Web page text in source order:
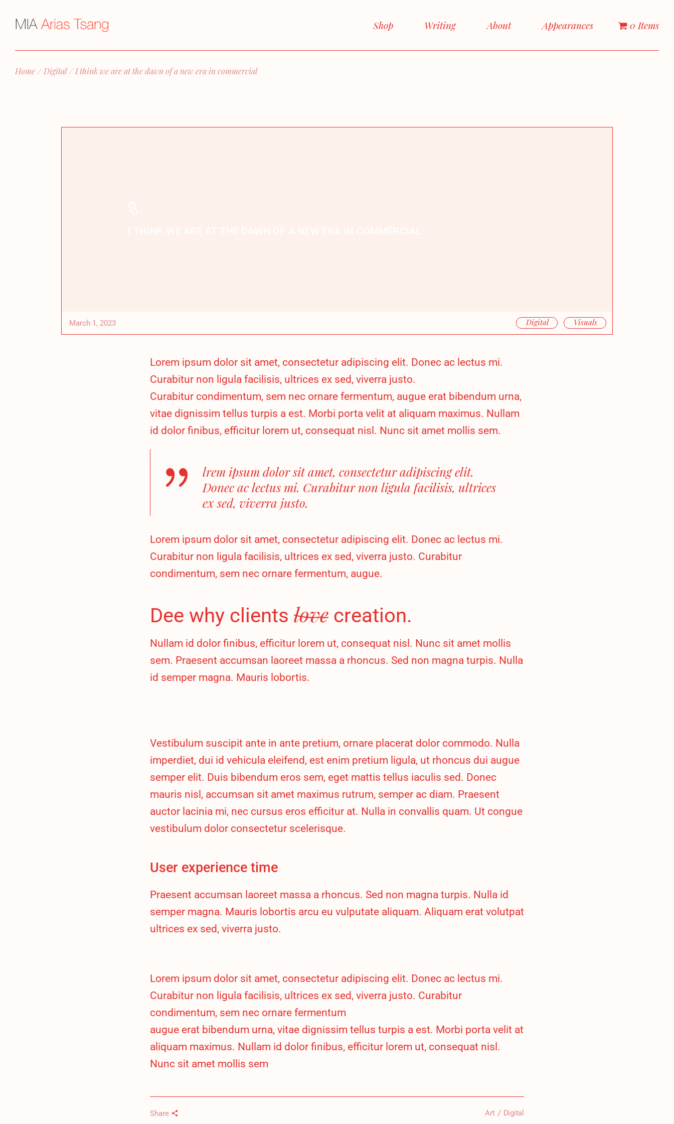
Shop Writing About Appearances 0 Items
Home Digital I think we are at the dawn of a new era in commercial
March 1, 2023 Digital Visuals
Lorem ipsum dolor sit amet, consectetur adipiscing elit. Donec ac lectus mi.
Curabitur non ligula facilisis, ultrices ex sed, viverra justo.
Curabitur condimentum, sem nec ornare fermentum, augue erat bibendum urna,
vitae dignissim tellus turpis a est. Morbi porta velit at aliquam maximus. Nullam
id dolor finibus, efficitur lorem ut, consequat nisl. Nunc sit amet mollis sem.
lrem ipsum dolor sit amet, consectetur adipiscing elit.
Donec ac lectus mi. Curabitur non ligula facilisis, ultrices
ex sed, viverra justo.
Lorem ipsum dolor sit amet, consectetur adipiscing elit. Donec ac lectus mi.
Curabitur non ligula facilisis, ultrices ex sed, viverra justo. Curabitur
condimentum, sem nec ornare fermentum, augue.
Dee why clients love creation.
Nullam id dolor finibus, efficitur lorem ut, consequat nisl. Nunc sit amet mollis
sem. Praesent accumsan laoreet massa a rhoncus. Sed non magna turpis. Nulla
id semper magna. Mauris lobortis.
Vestibulum suscipit ante in ante pretium, ornare placerat dolor commodo. Nulla
imperdiet, dui id vehicula eleifend, est enim pretium ligula, ut rhoncus dui augue
semper elit. Duis bibendum eros sem, eget mattis tellus iaculis sed. Donec
mauris nisl, accumsan sit amet maximus rutrum, semper ac diam. Praesent
auctor lacinia mi, nec cursus eros efficitur at. Nulla in convallis quam. Ut congue
vestibulum dolor consectetur scelerisque.
User experience time
Praesent accumsan laoreet massa a rhoncus. Sed non magna turpis. Nulla id
semper magna. Mauris lobortis arcu eu vulputate aliquam. Aliquam erat volutpat
ultrices ex sed, viverra justo.
Lorem ipsum dolor sit amet, consectetur adipiscing elit. Donec ac lectus mi.
Curabitur non ligula facilisis, ultrices ex sed, viverra justo. Curabitur
condimentum, sem nec ornare fermentum
augue erat bibendum urna, vitae dignissim tellus turpis a est. Morbi porta velit at
aliquam maximus. Nullam id dolor finibus, efficitur lorem ut, consequat nisl.
Nunc sit amet mollis sem
Share Art Digital